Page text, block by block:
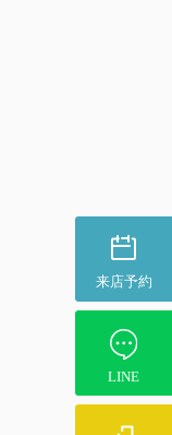
来店予約
LINE